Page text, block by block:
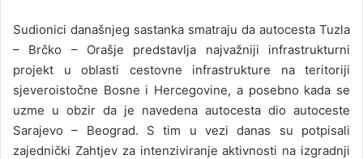
Sudionici današnjeg sastanka smatraju da autocesta Tuzla
– Brčko – Orašje predstavlja najvažniji infrastrukturni
projekt u oblasti cestovne infrastrukture na teritoriji
sjeveroistočne Bosne i Hercegovine, a posebno kada se
uzme u obzir da je navedena autocesta dio autoceste
Sarajevo – Beograd. S tim u vezi danas su potpisali
zajednički Zahtjev za intenziviranje aktivnosti na izgradnji